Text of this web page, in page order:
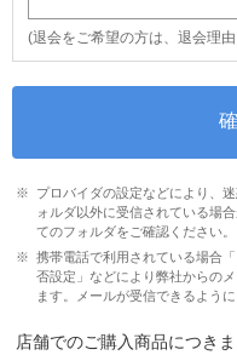
(退会をご希望の方は、退会理
プロバイダの設定などにより、
ォルダ以外に受信されている場
てのフォルダをご確認ください。
携帯電話で利用されている場合
否設定」などにより弊社からの
ます。メールが受信できるよう
店舗でのご購入商品につき